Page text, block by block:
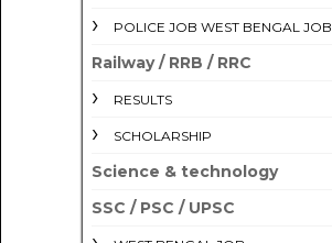
POLICE JOB WEST BENGAL JOB
Railway / RRB / RRC
RESULTS
SCHOLARSHIP
Science & technology
SSC / PSC / UPSC